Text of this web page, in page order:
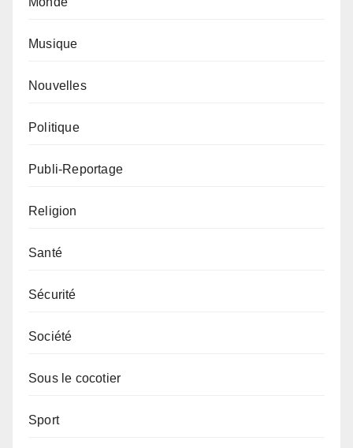
Musique
Nouvelles
Politique
Publi-Reportage
Religion
Santé
Sécurité
Société
Sous le cocotier
Sport